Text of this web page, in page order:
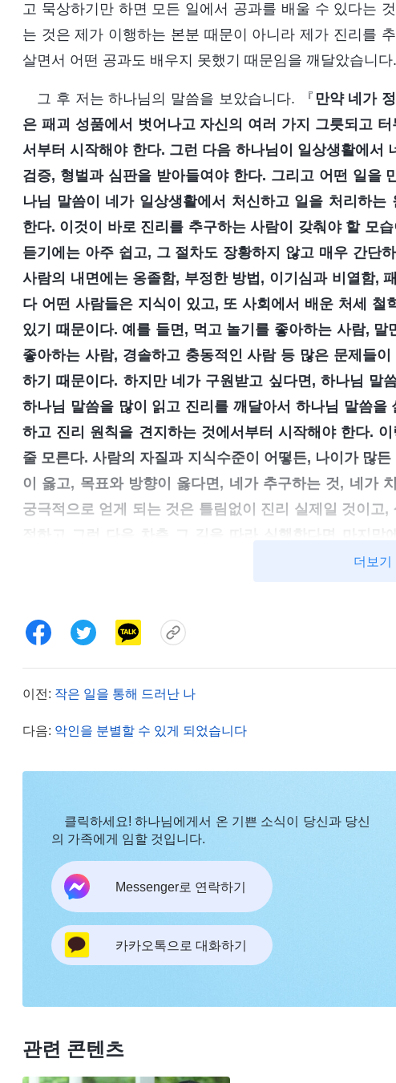
고 묵상하기만 하면 모든 일에서 공과를 배울 수 있다는
는 것은 제가 이행하는 본분 때문이 아니라 제가 진리를
살면서 어떤 공과도 배우지 못했기 때문임을 깨달았습니다.
그 후 저는 하나님의 말씀을 보았습니다. 『 만약 네가
은 패괴 성품에서 벗어나고 자신의 여러 가지 그릇되고
서부터 시작해야 한다. 그런 다음 하나님이 일상생활에서
검증, 형벌과 심판을 받아들여야 한다. 그리고 어떤 일을
나님 말씀이 네가 일상생활에서 처신하고 일을 처리하
한다. 이것이 바로 진리를 추구하는 사람이 갖춰야 할 모
듣기에는 아주 쉽고, 그 절차도 장황하지 않고 매우 간단
사람의 내면에는 옹졸함, 부정한 방법, 이기심과 비열함,
다 어떤 사람들은 지식이 있고, 또 사회에서 배운 처세
있기 때문이다. 예를 들면, 먹고 놀기를 좋아하는 사람,
좋아하는 사람, 경솔하고 충동적인 사람 등 많은 문제들
하기 때문이다. 하지만 네가 구원받고 싶다면, 하나님 말
하나님 말씀을 많이 읽고 진리를 깨달아서 하나님 말씀
하고 진리 원칙을 견지하는 것에서부터 시작해야 한다.
줄 모른다. 사람의 자질과 지식수준이 어떻든, 나이가 많
이 옳고, 목표와 방향이 옳다면, 네가 추구하는 것, 네가
궁극적으로 얻게 되는 것은 틀림없이 진리 실제일 것이
(＜말씀ㆍ6권 진리 추구에 관하여ㆍ어떻게 진리
걱정된다’는 소리만 외치고, 본분 이행에 소극적이고 수
진입하지 않으면서, 허황되게 늘 큰일을 겪기만 바라왔
일 닥치는 작은 일은 소홀히 했습니다. 가끔 잘못된 내적
되이 놓쳐버렸습니다. 이것도 생명 진입에 있어 하나의
있고, 정성만 다한다면, 어떤 일에서도 공과를 배울 수 있
자신의 내적 상태, 문제를 어느 정도 인식하게 되며, 그
는 제가 겪어보지 못한 일이라도 주변 형제자매들이 겪
얻을 수도 있습니다. 또한, 본분을 이행하면서 자신의 마
있고, 하나님의 말씀에 따라 실행하는 데 집중하면 생명
다는 것을 느꼈습니다. 진리를 얻을 수 있는 수많은 기회
는 본분이 단조롭기 때문이라고 했으니 말입니다. 저는
하는지도 알게 되었습니다. 전능하신 하나님께서 말씀하셨
더보기
이전: 작은 일을 통해 드러난 나
다음: 악인을 분별할 수 있게 되었습니다
클릭하세요! 하나님에게서 온 기쁜 소식이 당신과 당신
의 가족에게 임할 것입니다.
Messenger로 연락하기
카카오톡으로 대화하기
관련 콘텐츠